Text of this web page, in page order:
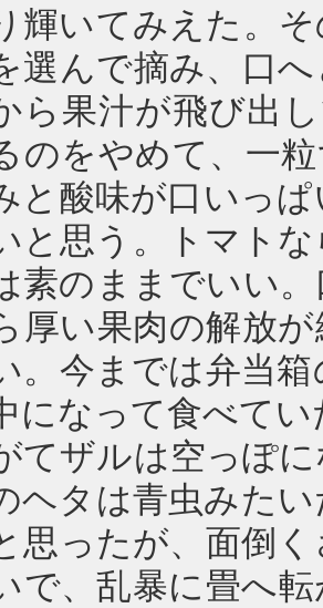
輝いてみえた。
選んで摘み、口
ら果汁が飛び出
のをやめて、一
と酸味が口いっ
と思う。トマト
素のままでいい
厚い果肉の解放
。今までは弁当
になって食べてい
てザルは空っぽ
ヘタは青虫みた
思ったが、面倒
で、乱暴に畳へ